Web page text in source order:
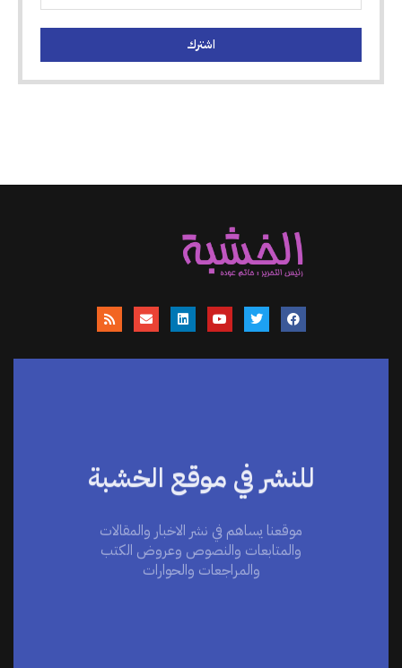
للنشر في موقع الخشبة
والمتابعات والنصوص وعروض الكتب
والمراجعات والحوارات